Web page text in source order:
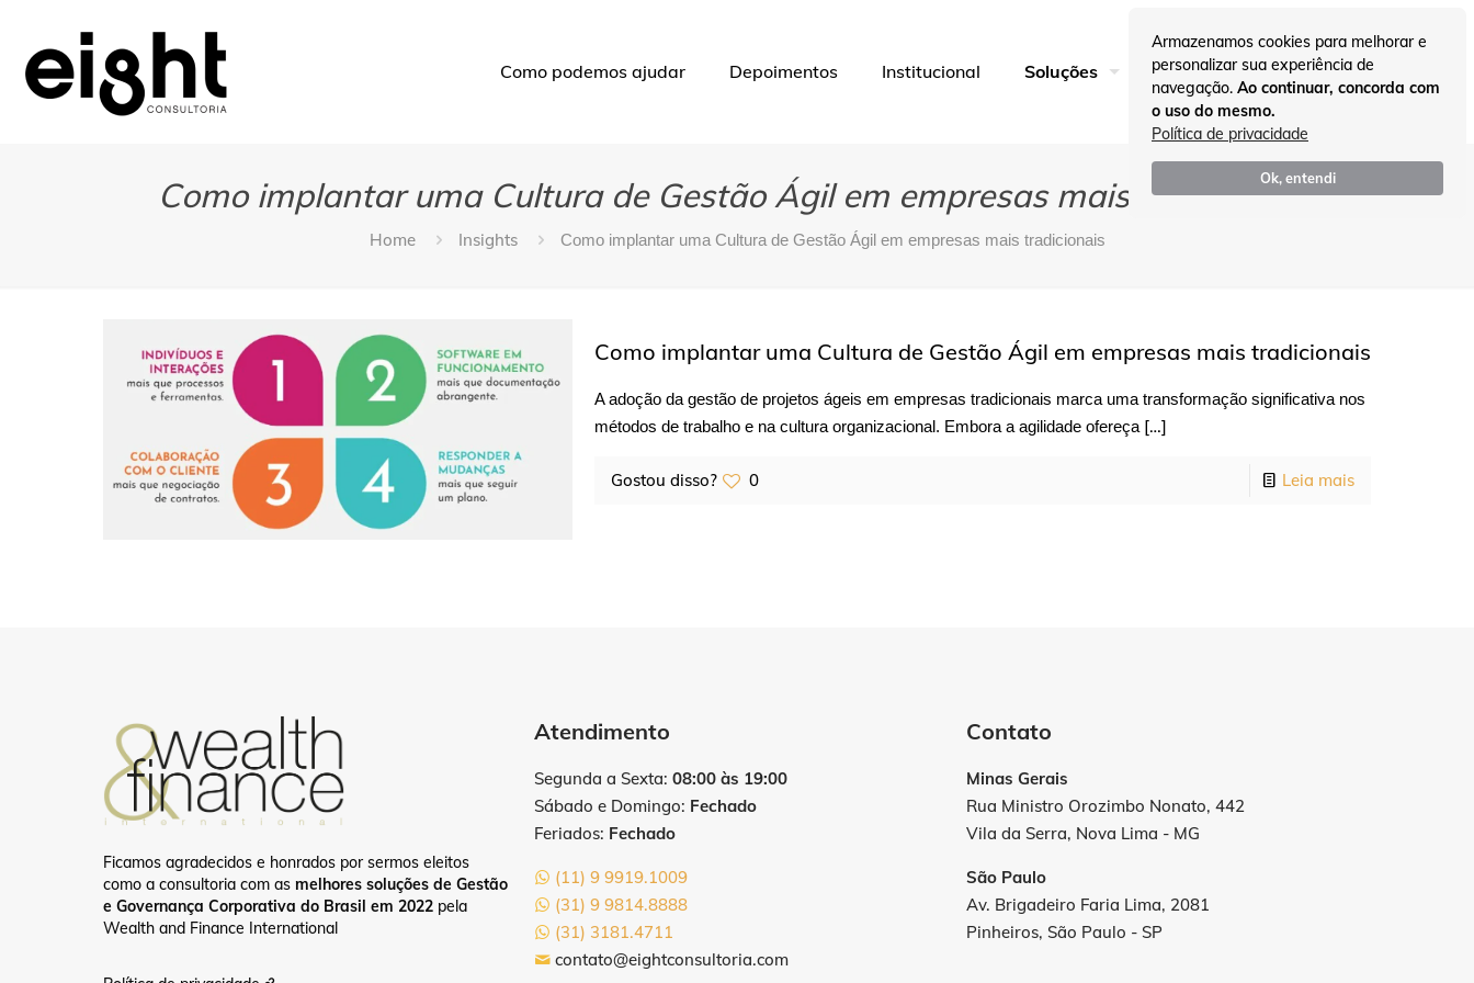
Armazenamos cookies para melhorar e
personalizar sua experiência de
navegação. Ao continuar, concorda com
o uso do mesmo.
Política de privacidade
Ok, entendi
Como podemos ajudar Depoimentos Institucional Soluções Insights Entre em Contato
Como implantar uma Cultura de Gestão Ágil em empresas mais tradicionais
Home Insights Como implantar uma Cultura de Gestão Ágil em empresas mais tradicionais
Como implantar uma Cultura de Gestão Ágil em empresas mais tradicionais
A adoção da gestão de projetos ágeis em empresas tradicionais marca uma transformação significativa nos
métodos de trabalho e na cultura organizacional. Embora a agilidade ofereça[…]
Gostou disso? 0 Leia mais
Ficamos agradecidos e honrados por sermos eleitos
como a consultoria com as melhores soluções de Gestão
e Governança Corporativa do Brasil em 2022 pela
Wealth and Finance International
Atendimento
Segunda a Sexta:08:00 às 19:00
Sábado e Domingo: Fechado
Feriados: Fechado
(11) 9 9919.1009
(31) 9 9814.8888
(31) 3181.4711
contato@eightconsultoria.com
Contato
Minas Gerais
Rua Ministro Orozimbo Nonato, 442
Vila da Serra, Nova Lima - MG
São Paulo
Av. Brigadeiro Faria Lima, 2081
Pinheiros, São Paulo - SP